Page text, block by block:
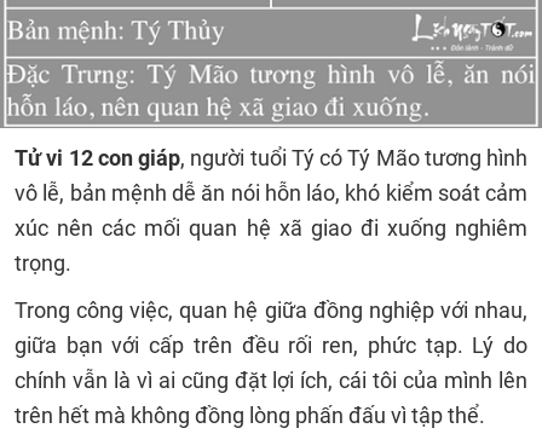
Tử vi 12 con giáp, người tuổi Tý có Tý Mão tương hình
vô lễ, bản mệnh dễ ăn nói hỗn láo, khó kiểm soát cảm
xúc nên các mối quan hệ xã giao đi xuống nghiêm
trọng.
Trong công việc, quan hệ giữa đồng nghiệp với nhau,
giữa bạn với cấp trên đều rối ren, phức tạp. Lý do
chính vẫn là vì ai cũng đặt lợi ích, cái tôi của mình lên
trên hết mà không đồng lòng phấn đấu vì tập thể.